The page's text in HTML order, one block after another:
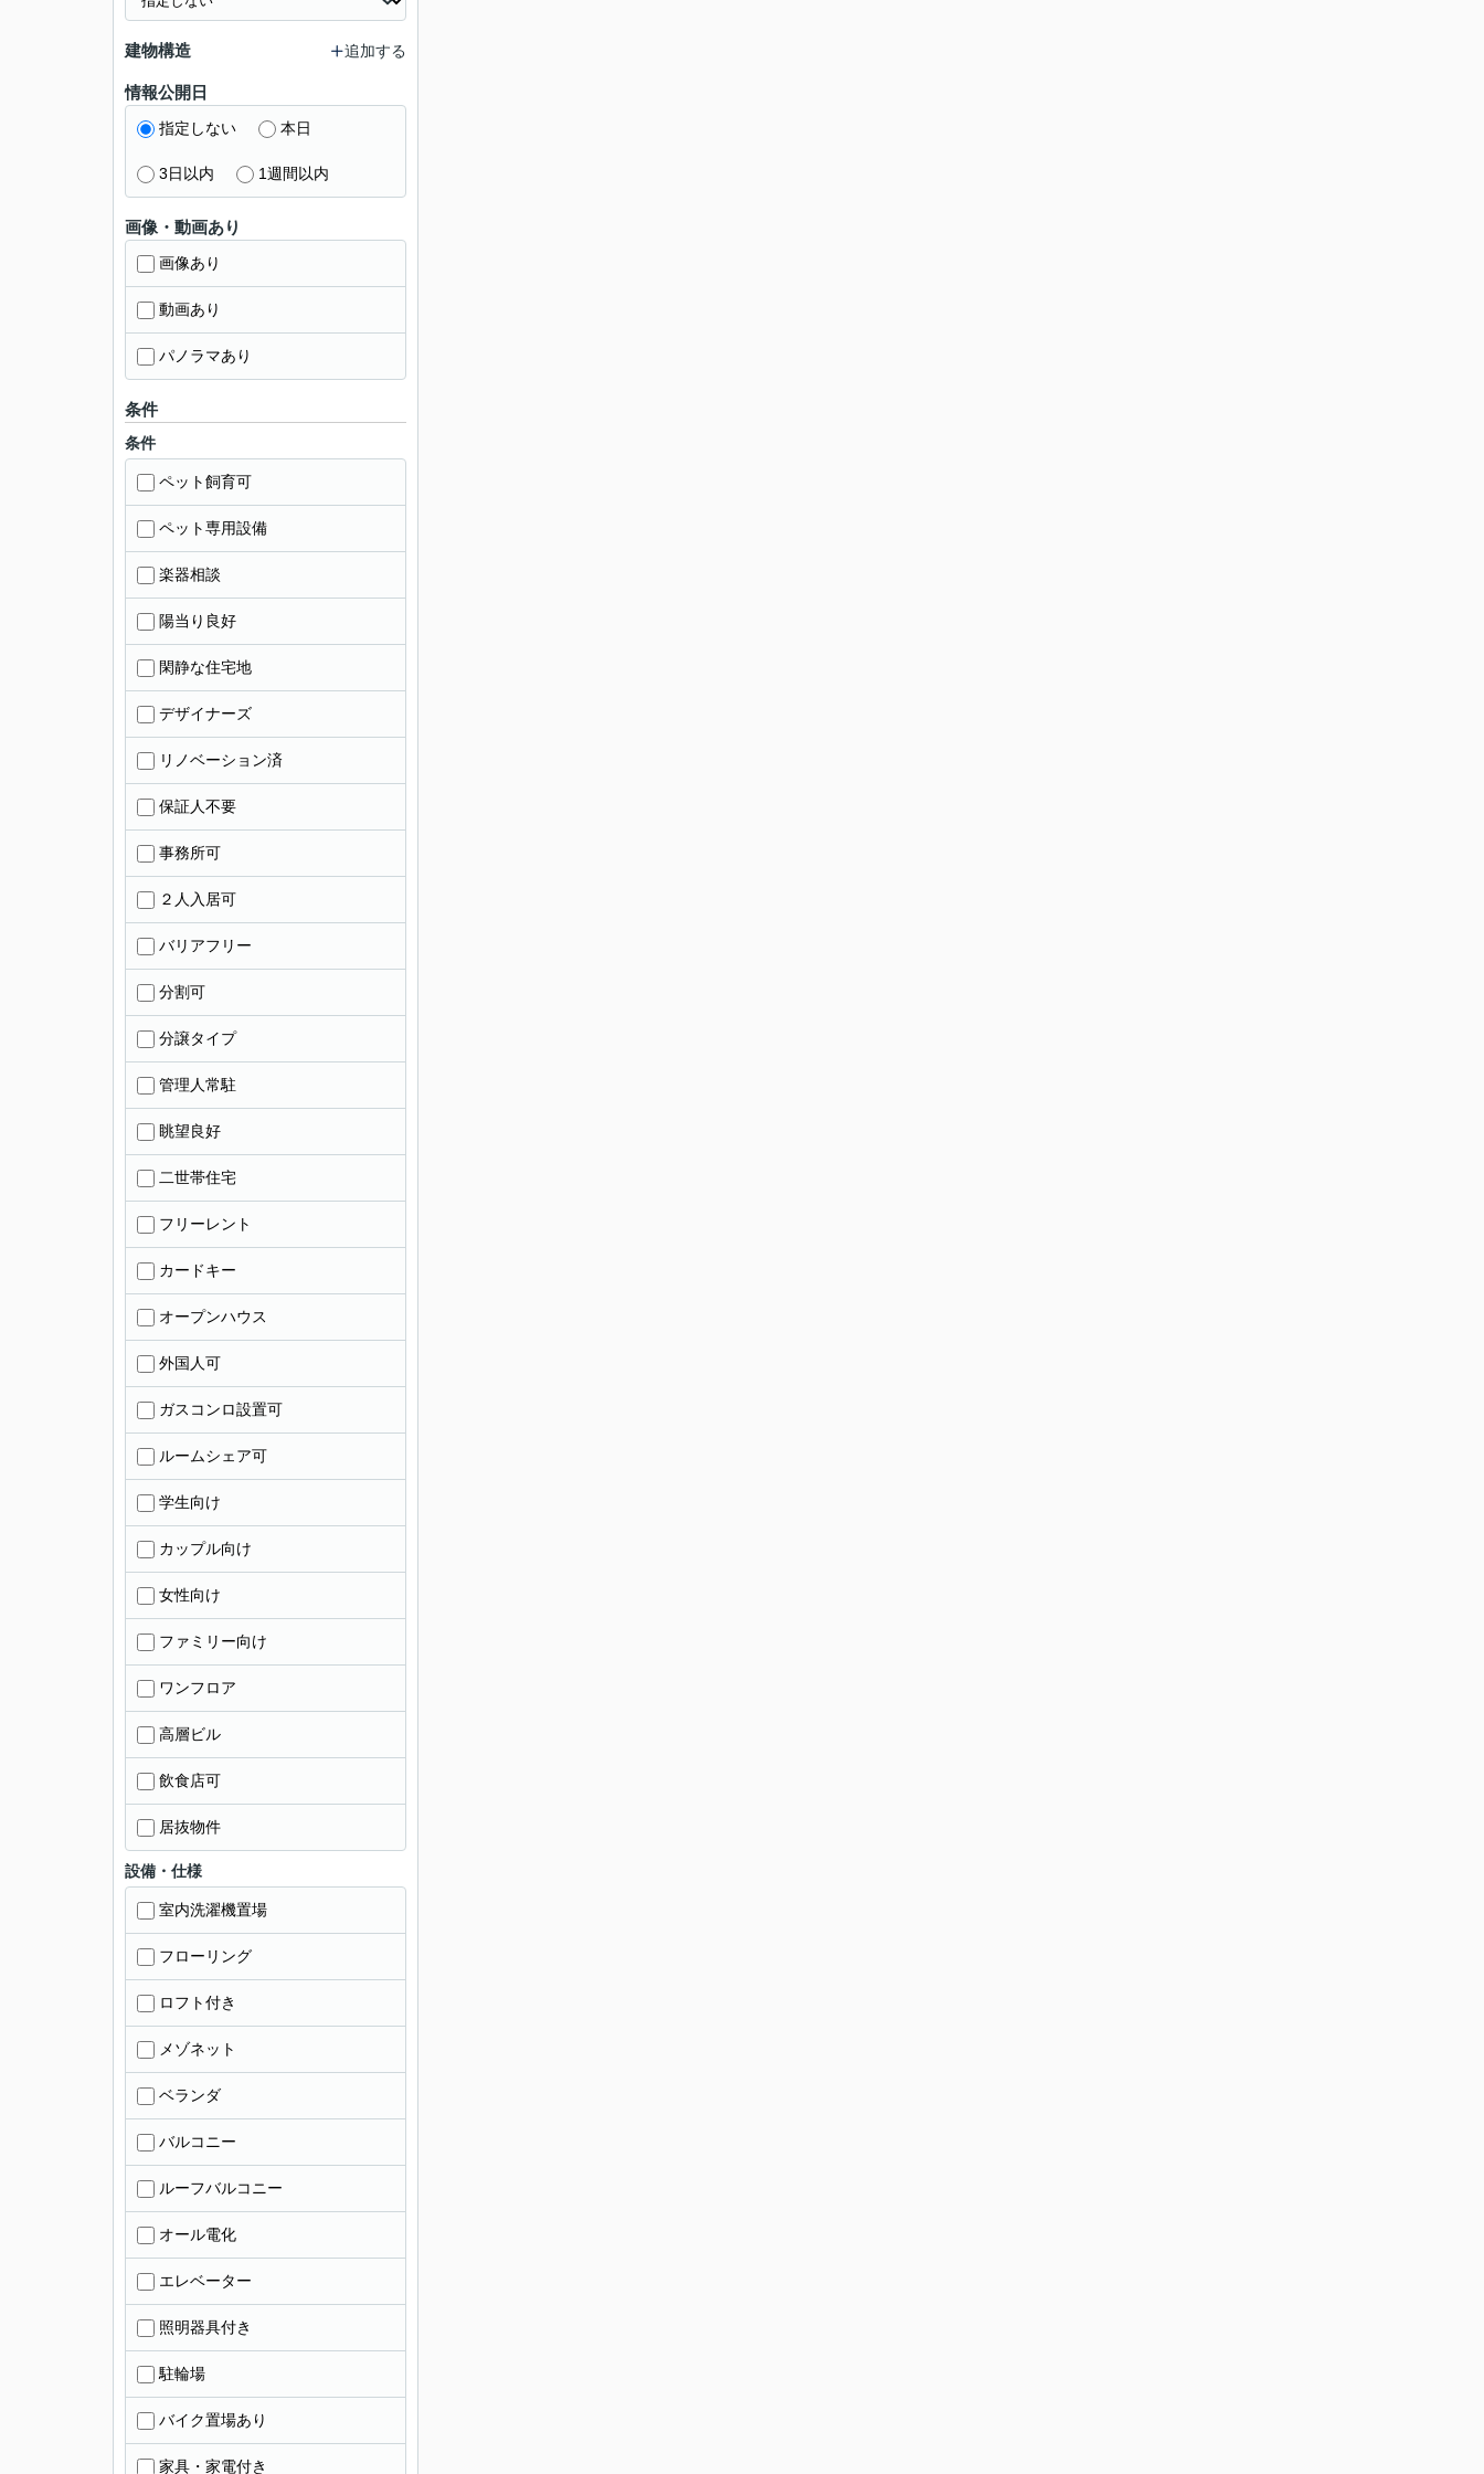
建物構造 追加する
情報公開日
指定しない 本日
3日以内 1週間以内
画像・動画あり
画像あり
動画あり
パノラマあり
条件
条件
ペット飼育可
ペット専用設備
楽器相談
陽当り良好
閑静な住宅地
デザイナーズ
リノベーション済
保証人不要
事務所可
２人入居可
バリアフリー
分割可
分譲タイプ
管理人常駐
眺望良好
二世帯住宅
フリーレント
カードキー
オープンハウス
外国人可
ガスコンロ設置可
ルームシェア可
学生向け
カップル向け
女性向け
ファミリー向け
ワンフロア
高層ビル
飲食店可
居抜物件
設備・仕様
室内洗濯機置場
フローリング
ロフト付き
メゾネット
ベランダ
バルコニー
ルーフバルコニー
オール電化
エレベーター
照明器具付き
駐輪場
バイク置場あり
家具・家電付き